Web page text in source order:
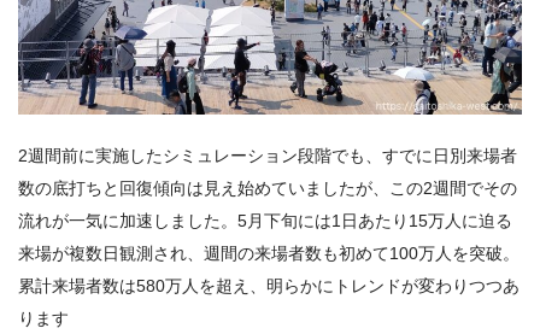
2週間前に実施したシミュレーション段階でも、すでに日別来場者
数の底打ちと回復傾向は見え始めていましたが、この2週間でその
流れが一気に加速しました。5月下旬には1日あたり15万人に迫る
来場が複数日観測され、週間の来場者数も初めて100万人を突破。
累計来場者数は580万人を超え、明らかにトレンドが変わりつつあ
ります